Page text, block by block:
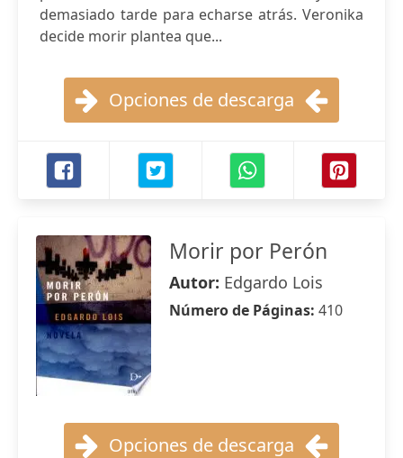
demasiado tarde para echarse atrás. Veronika
decide morir plantea que...
Opciones de descarga
Morir por Perón
Autor: Edgardo Lois
Número de Páginas: 410
Opciones de descarga